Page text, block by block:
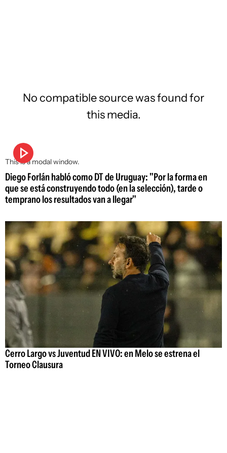
This is a modal window.
No compatible source was found for
this media.
Diego Forlán habló como DT de Uruguay: "Por la forma en
que se está construyendo todo (en la selección), tarde o
temprano los resultados van a llegar"
Cerro Largo vs Juventud EN VIVO: en Melo se estrena el
Torneo Clausura